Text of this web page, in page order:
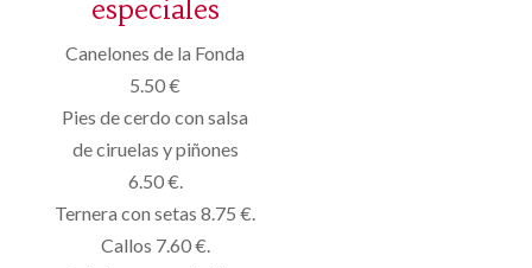
especiales
Canelones de la Fonda
5.50 €
Pies de cerdo con salsa
de ciruelas y piñones
6.50 €.
Ternera con setas 8.75 €.
Callos 7.60 €.